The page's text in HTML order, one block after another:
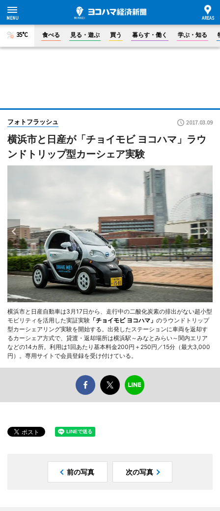
35°C 食べる 見る・遊ぶ 買う 暮らす・働く 学ぶ・知る
フォトフラッシュ 2017.03.09
横浜市と日産が「チョイモビ ヨコハマ」ラウ
ンドトリップ型カーシェア実験
横浜市と日産自動車は3月17日から、走行中の二酸化炭素の排出がない超小型
モビリティを活用した実証実験 「チョイモビ ヨコハマ」 のラウンドトリップ
型カーシェアリング実験を開始する。出発したステーションに車両を返却す
るカーシェア方式で、貸渡・返却場所は横浜駅～みなとみらい～関内エリア
などの14カ所。利用は1回あたり基本料金200円＋250円／15分（最大3,000
円）。専用サイトで会員登録を受け付けている。
前の写真 次の写真